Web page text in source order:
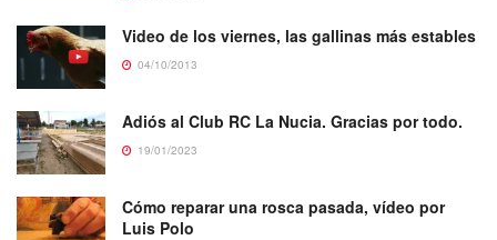
Video de los viernes, las gallinas más estables
04/10/2013
Adiós al Club RC La Nucia. Gracias por todo.
19/01/2023
Cómo reparar una rosca pasada, vídeo por
Luis Polo